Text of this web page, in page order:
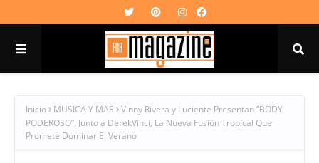
Inicio MUSICA Y MAS
Vinny Rivera y Luciente Presentan “BODY
PODEROSO”, Junto a DerekVinci, La Nueva Fusión Tropical Que
Promete Dominar El Verano